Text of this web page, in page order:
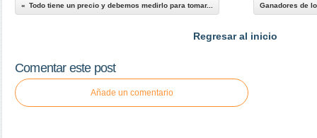
Todo tiene un precio y debemos medirlo para tomar... Ganadores de
Regresar al inicio
Comentar este post
Añade un comentario